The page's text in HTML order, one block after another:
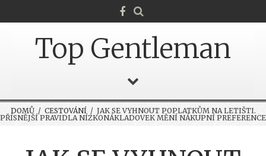
Top Gentleman
DOMŮ/ CESTOVÁNÍ/ JAK SE VYHNOUT POPLATKŮM NA LETIŠTI.
PŘÍSNĚJŠÍ PRAVIDLA NÍZKONÁKLADOVEK MĚNÍ NÁKUPNÍ PREFERENCE